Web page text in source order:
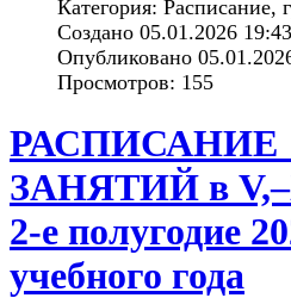
Категория: Расписание,
Создано 05.01.2026 19:43
Опубликовано
Просмотров: 155
ЗАНЯТИЙ в
2-е полугодие
учебного года